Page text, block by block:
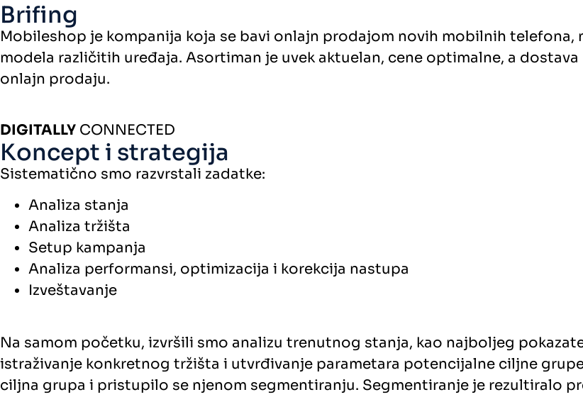
Brifing
Mobileshop je kompanija koja se bavi onlajn prodajom novih mobilnih
modela različitih uređaja. Asortiman je uvek aktuelan, cene optimalne, a
onlajn prodaju.
DIGITALLY CONNECTED
Koncept i strategija
Sistematično smo razvrstali zadatke:
Analiza stanja
Analiza tržišta
Setup kampanja
Analiza performansi, optimizacija i korekcija nastupa
Izveštavanje
Na samom početku, izvršili smo analizu trenutnog stanja, kao najboljeg
istraživanje konkretnog tržišta i utvrđivanje parametara potencijalne ciljne
ciljna grupa i pristupilo se njenom segmentiranju. Segmentiranje je rezultiralo